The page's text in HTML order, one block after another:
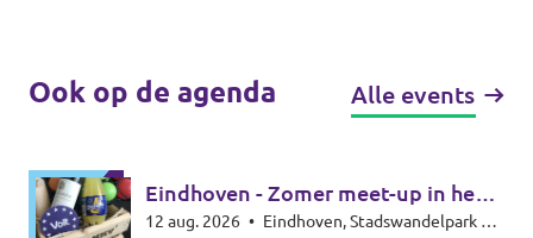
Ook op de agenda Alle events
Eindhoven - Zomer meet-up in het
park - Summer meet-up
12 aug. 2026 •